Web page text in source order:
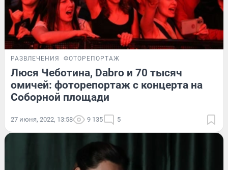
РАЗВЛЕЧЕНИЯ ФОТОРЕПОРТАЖ
Люся Чеботина, Dabro и 70 тысяч
омичей: фоторепортаж с концерта на
Соборной площади
27 июня, 2022, 13:58 9 135 5